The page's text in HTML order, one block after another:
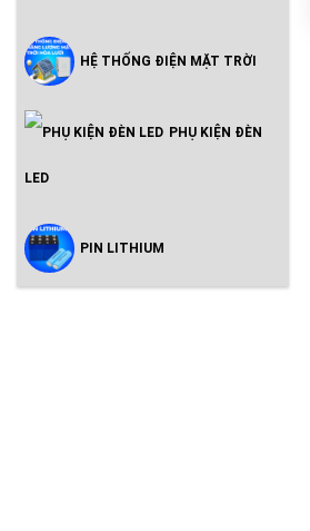
HỆ THỐNG ĐIỆN MẶT TRỜI
Inveter Hòa Lưới Có Lưu Trữ -
PHỤ KIỆN ĐÈN
LED
PIN LITHIUM